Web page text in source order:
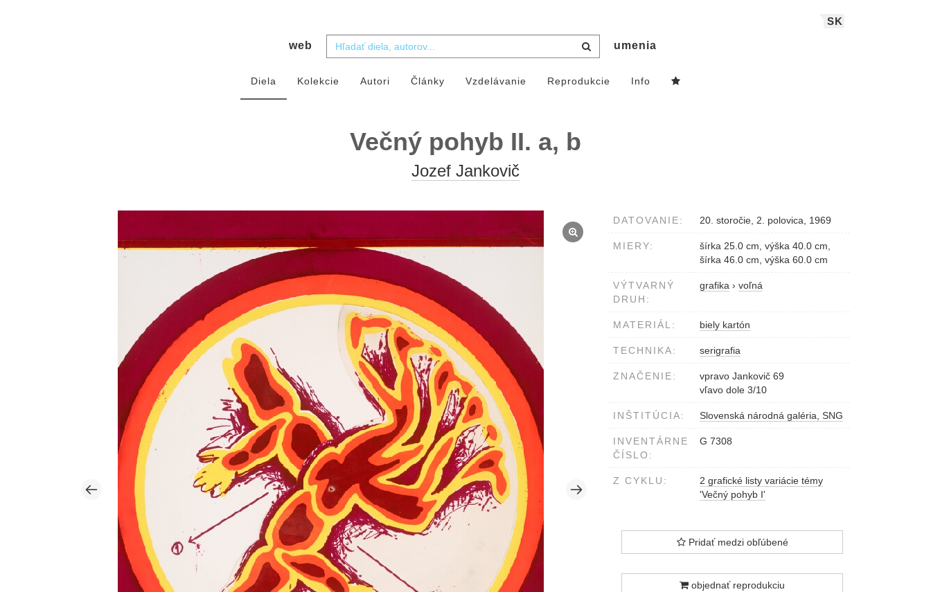
SK
web umenia
Diela Kolekcie Autori Články Vzdelávanie Reprodukcie Info
Večný pohyb II. a, b
Jozef Jankovič
DATOVANIE: 20. storočie, 2. polovica, 1969
MIERY:
šírka 25.0 cm, výška 40.0 cm,
šírka 46.0 cm, výška 60.0 cm
VÝTVARNÝ
DRUH:
grafika › voľná
MATERIÁL: biely kartón
TECHNIKA: serigrafia
ZNAČENIE:
vpravo Jankovič 69
vľavo dole 3/10
INŠTITÚCIA: Slovenská národná galéria, SNG
INVENTÁRNE
ČÍSLO:
G 7308
Z CYKLU:
2 grafické listy variácie témy
'Večný pohyb I'
Pridať medzi obľúbené
objednať reprodukciu